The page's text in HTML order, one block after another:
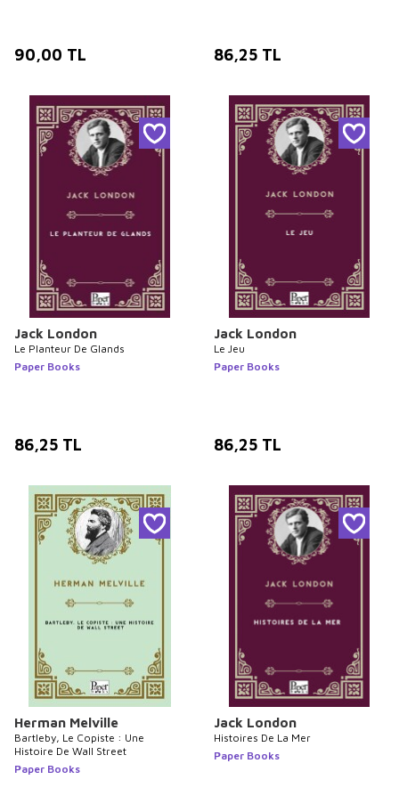
90,00 TL 86,25 TL
Jack London
Le Planteur De Glands
Paper Books
86,25 TL
Jack London
Le Jeu
Paper Books
86,25 TL
Herman Melville
Bartleby, Le Copiste : Une
Histoire De Wall Street
Paper Books
Jack London
Histoires De La Mer
Paper Books